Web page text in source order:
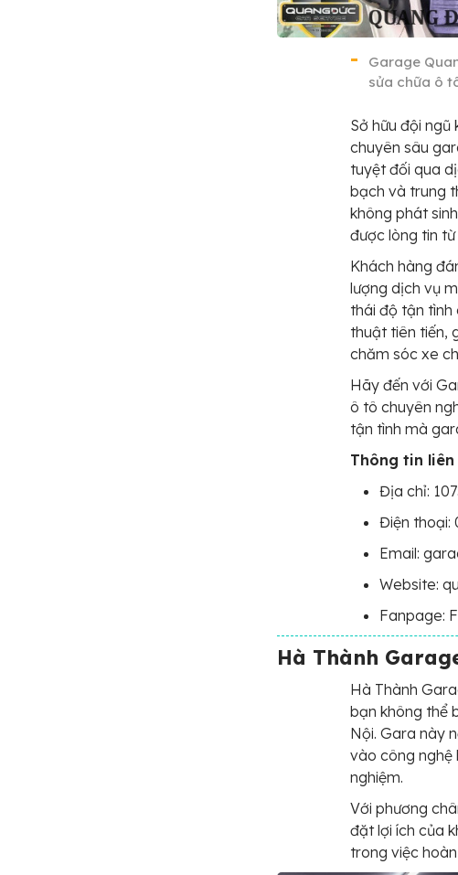
Garage
sửa chữa ô
Sở hữu đội
chuyên sâu
tuyệt đối qua
bạch và trung
không phát
được lòng tin
Khách hàng
lượng dịch vụ
thái độ tận tình
thuật tiên tiến,
chăm sóc xe
Hãy đến với
ô tô chuyên
tận tình mà
Thông tin liên
Địa chỉ:
Điện thoại:
Email:
Website:
Fanpage:
Hà Thành
Hà Thành
bạn không thể
Nội. Gara này
vào công nghệ
nghiệm.
Với phương
đặt lợi ích của
trong việc